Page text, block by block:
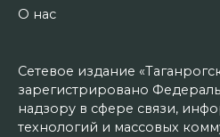
О нас
Сетевое издание
зарегистрировано
надзору в сфере связи,
технологий и массовых